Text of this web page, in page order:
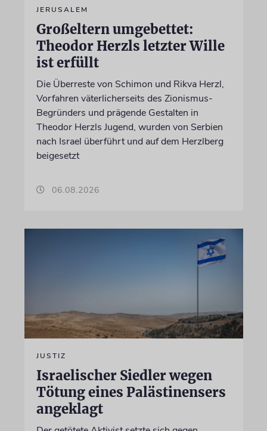
JERUSALEM
Großeltern umgebettet:
Theodor Herzls letzter Wille
ist erfüllt
Die Überreste von Schimon und Rikva Herzl,
Vorfahren väterlicherseits des Zionismus-
Begründers und prägende Gestalten in
Theodor Herzls Jugend, wurden von Serbien
nach Israel überführt und auf dem Herzlberg
beigesetzt
06.08.2026
JUSTIZ
Israelischer Siedler wegen
Tötung eines Palästinensers
angeklagt